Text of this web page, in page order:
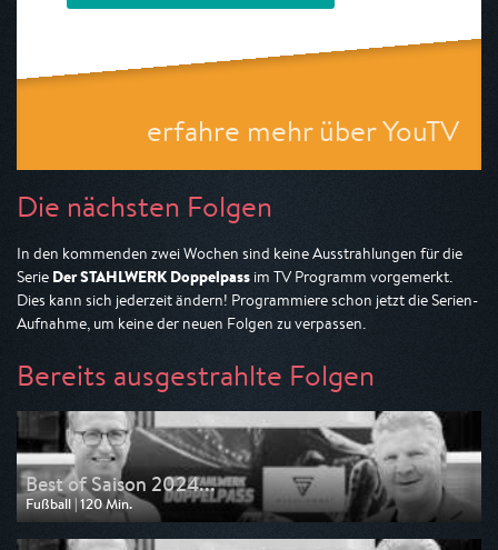
erfahre mehr über YouTV
Die nächsten Folgen
In den kommenden zwei Wochen sind keine Ausstrahlungen für die
Serie Der STAHLWERK Doppelpass im TV Programm vorgemerkt.
Dies kann sich jederzeit ändern! Programmiere schon jetzt die Serien-
Aufnahme, um keine der neuen Folgen zu verpassen.
Bereits ausgestrahlte Folgen
Best of Saison 2024...
Fußball | 120 Min.
Ausgestrahlt von Sport 1
am 20.07.2025, 11:00